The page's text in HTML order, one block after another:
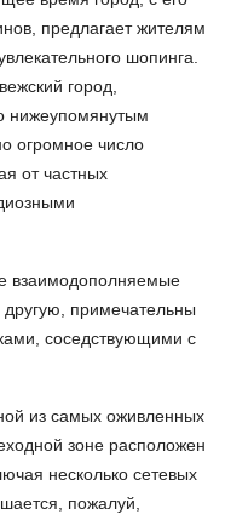
предлагает жителям
шопинга.
город,
нижеупомянутым
огромное число
от частных
взаимодополняемые
примечательны
соседствующими с
из самых оживленных
зоне расположен
несколько сетевых
пожалуй,